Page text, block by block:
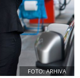
FOTO: ARHIVA